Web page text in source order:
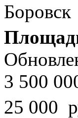
Боровск
3 500
25 000